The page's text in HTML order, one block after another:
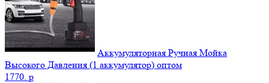
Аккумуляторная Ручная Мойка
Высокого Давления (1 аккумулятор) оптом
1770. p